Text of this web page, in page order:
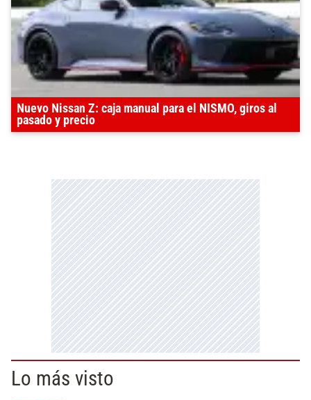
Nuevo Nissan Z: caja manual para el NISMO, giros al
pasado y precio
Lo más visto